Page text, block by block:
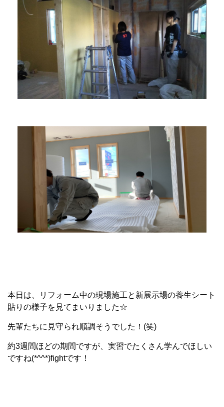
本日は、リフォーム中の現場施工と新展示場の養生シート
貼りの様子を見てまいりました☆
先輩たちに見守られ順調そうでした！(笑)
約3週間ほどの期間ですが、実習でたくさん学んでほしい
ですね(*^^*)fightです！